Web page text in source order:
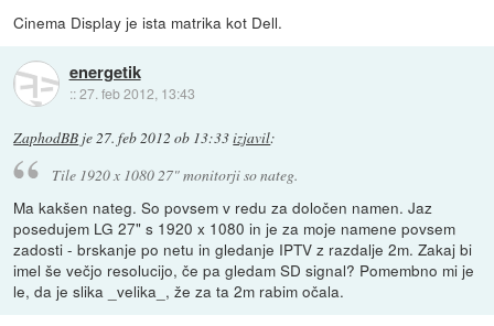
Cinema Display je ista matrika kot Dell.
energetik
::27. feb 2012, 13:43
ZaphodBB je27. feb 2012 ob 13:33izjavil:
Tile 1920 x 1080 27" monitorji so nateg.
Ma kakšen nateg. So povsem v redu za določen namen. Jaz
posedujem LG 27" s 1920 x 1080 in je za moje namene povsem
zadosti - brskanje po netu in gledanje IPTV z razdalje 2m. Zakaj bi
imel še večjo resolucijo, če pa gledam SD signal? Pomembno mi je
le, da je slika _velika_, že za ta 2m rabim očala.